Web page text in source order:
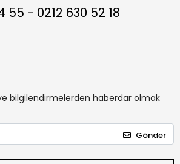
55 - 0212 630 52 18
bilgilendirmelerden haberdar olmak
Gönder